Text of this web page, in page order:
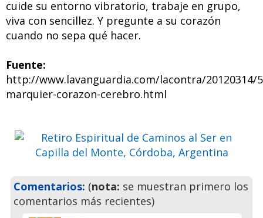
cuide su entorno vibratorio, trabaje en grupo,
viva con sencillez. Y pregunte a su corazón
cuando no sepa qué hacer.
Fuente:
http://www.lavanguardia.com/lacontra/20120314/
marquier-corazon-cerebro.html
Córdoba, Argentina
Previo
Comentarios: (nota: se muestran primero los
comentarios más recientes)